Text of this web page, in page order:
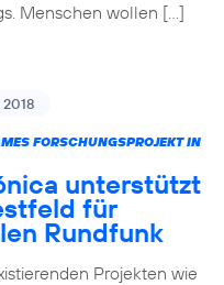
Menschen wollen […]
2018
FORSCHUNGSPROJEKT IN
unterstützt
für
Rundfunk
Projekten wie